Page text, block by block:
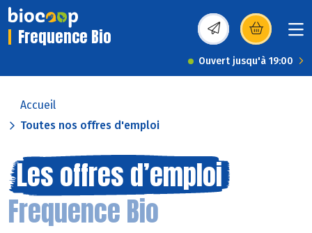
Frequence Bio (s’ouvre dans une
Ouvert jusqu'à 19:00
Accueil
Toutes nos offres d'emploi
Les offres d’emploi
Frequence Bio